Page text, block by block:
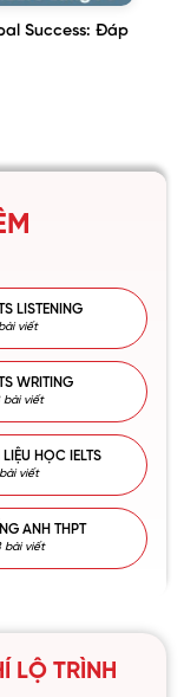
Success: Đáp
LISTENING
viết
WRITING
bài viết
LIỆU HỌC IELTS
viết
ANH THPT
bài viết
LỘ TRÌNH